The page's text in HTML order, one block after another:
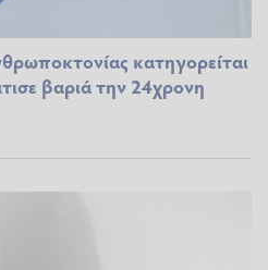
κατηγορείται
βαριά την 24χρονη